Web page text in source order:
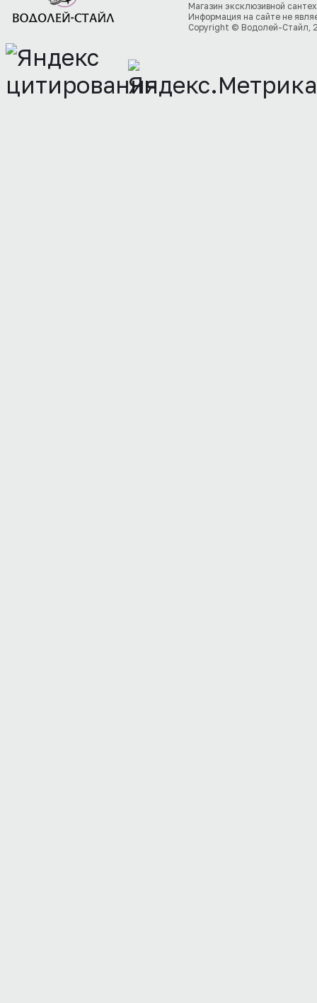
Магазин эксклюзивной
Информация на сайте не
Copyright © Водолей-Стайл,